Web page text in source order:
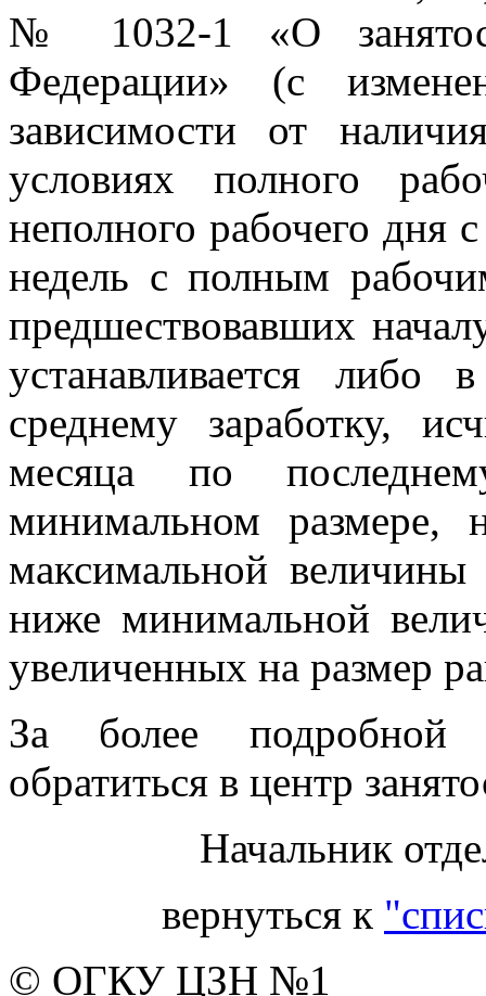
№ 1032-1 «О
Федерации» (с
зависимости от
условиях полного
неполного рабочего дня
недель с полным
предшествовавших
устанавливается
среднему заработку,
месяца по
минимальном
максимальной
ниже минимальной
увеличенных на размер
За более подробной
обратиться в центр
Начальник
вернуться к
© ОГКУ ЦЗН №1